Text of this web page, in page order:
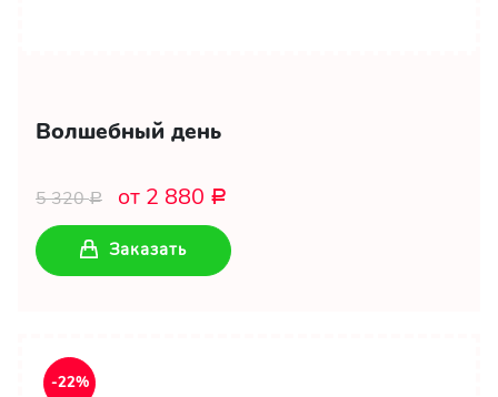
Волшебный день
5 320Р от 2 880 Р
Заказать
-22%